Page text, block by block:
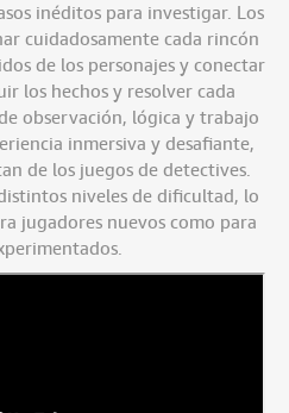
inéditos para investigar. Los
cuidadosamente cada rincón
de los personajes y conectar
los hechos y resolver cada
observación, lógica y trabajo
inmersiva y desafiante,
de los juegos de detectives.
niveles de dificultad, lo
jugadores nuevos como para